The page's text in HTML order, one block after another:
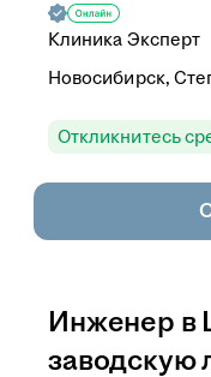
Клиника Эксперт
Новосибирск,
Откликнитесь
Инженер в
заводскую